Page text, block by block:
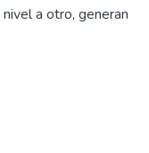
a otro, generan